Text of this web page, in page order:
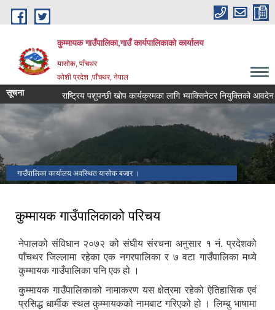
Skip to main content
कुम्मायक गाउँपालिका,गाउँ कार्यपालिकाको कार्यालय
यासोक, पाँचथर
कोशी प्रदेश ,पाँचथर, नेपाल
सूचना राष्ट्रिय पशुपन्छी खोप कार्यक्रमका लागि भ्याक्सिनेटर नियुक्तिको आवदेन
गाउँपालिका कार्यालय अवस्थित यासोक बजार ।
कुम्मायक गाउँपालिकाको परिचय
नेपालको संविधान २०७२ को संघीय संरचना अनुसार १ नं. प्रदेशको
पाँचथर जिल्लामा रहेका एक नगरपालिका र ७ वटा गाउँपालिका मध्ये
कुम्मायक गाउँपालिका पनि एक हो ।
कुम्मायक गाउँपालिकाको नामाकरण यस क्षेत्रमा रहेको ऐतिहासिक एवं
प्रसिद्ध धार्मीक स्थल कुम्मायकको नामबाट गरिएको हो । लिम्बु भाषामा